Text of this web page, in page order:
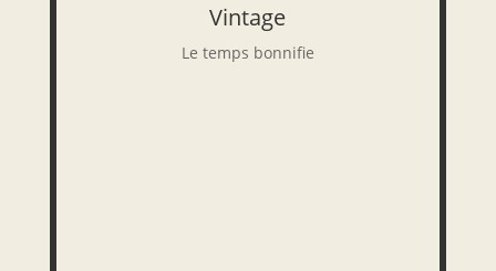
Vintage
Le temps bonnifie